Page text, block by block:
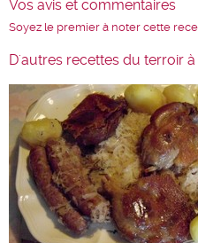
Vos avis et commentaires
Soyez le premier à noter cette
D'autres recettes du terroir